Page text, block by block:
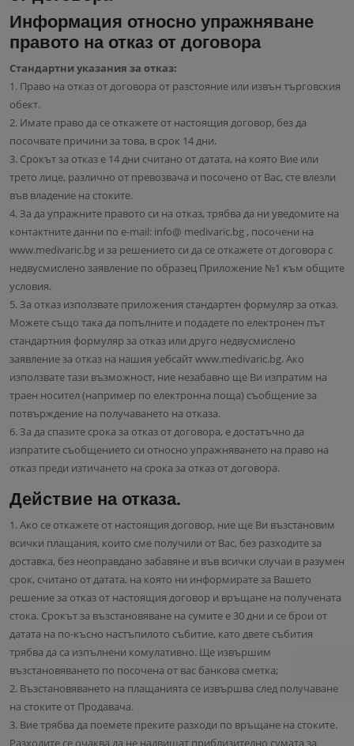
Информация относно упражняване
правото на отказ от договора
Стандартни указания за отказ:
1. Право на отказ от договора от разстояние или извън търговския
обект.
2. Имате право да се откажете от настоящия договор, без да
посочвате причини за това, в срок 14 дни.
3. Срокът за отказ е 14 дни считано от датата, на която Вие или
трето лице, различно от превозвача и посочено от Вас, сте влезли
във владение на стоките.
4. За да упражните правото си на отказ, трябва да ни уведомите на
контактните данни по e-mail: info@ medivaric.bg , посочени на
www.medivaric.bg и за решението си да се откажете от договора с
недвусмислено заявление по образец Приложение №1 към общите
условия.
5. За отказ използвате приложения стандартен формуляр за отказ.
Можете също така да попълните и подадете по електронен път
стандартния формуляр за отказ или друго недвусмислено
заявление за отказ на нашия уебсайт www.medivaric.bg. Ако
използвате тази възможност, ние незабавно ще Ви изпратим на
траен носител (например по електронна поща) съобщение за
потвърждение на получаването на отказа.
6. За да спазите срока за отказ от договора, е достатъчно да
изпратите съобщението си относно упражняването на право на
отказ преди изтичането на срока за отказ от договора.
Действие на отказа.
1. Ако се откажете от настоящия договор, ние ще Ви възстановим
всички плащания, които сме получили от Вас, без разходите за
доставка, без неоправдано забавяне и във всички случаи в разумен
срок, считано от датата, на която ни информирате за Вашето
решение за отказ от настоящия договор и връщане на получената
стока. Срокът за възстановяване на сумите е 30 дни и се брои от
датата на по-късно настъпилото събитие, като двете събития
трябва да са изпълнени комулативно. Ще извършим
възстановяването по посочена от вас банкова сметка;
2. Възстановяването на плащанията се извършва след получаване
на стоките от Продавача.
3. Вие трябва да поемете преките разходи по връщане на стоките.
Разходите се очаква да не надвишат приблизително сумата за